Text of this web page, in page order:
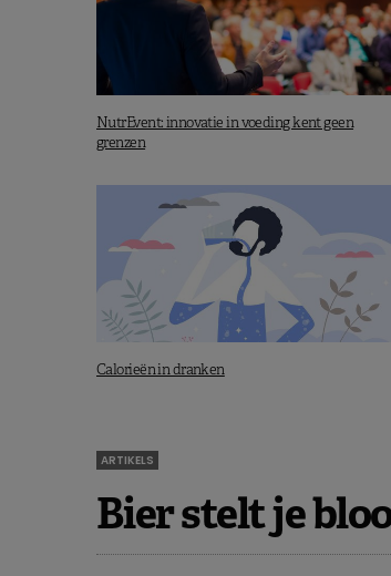
NutrEvent: innovatie in voeding kent geen
grenzen
Calorieën in dranken
ARTIKELS
Bier stelt je